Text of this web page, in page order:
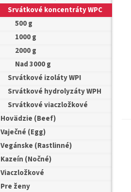
Srvátkové koncentráty WPC
500 g
1000 g
2000 g
Nad 3000 g
Srvátkové izoláty WPI
Srvátkové hydrolyzáty WPH
Srvátkové viaczložkové
Hovädzie (Beef)
Vaječné (Egg)
Vegánske (Rastlinné)
Kazeín (Nočné)
Viaczložkové
Pre ženy